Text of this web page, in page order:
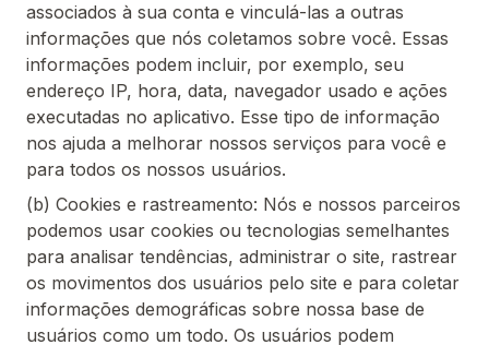
associados à sua conta e vinculá-las a outras
informações que nós coletamos sobre você. Essas
informações podem incluir, por exemplo, seu
endereço IP, hora, data, navegador usado e ações
executadas no aplicativo. Esse tipo de informação
nos ajuda a melhorar nossos serviços para você e
para todos os nossos usuários.
(b) Cookies e rastreamento: Nós e nossos parceiros
podemos usar cookies ou tecnologias semelhantes
para analisar tendências, administrar o site, rastrear
os movimentos dos usuários pelo site e para coletar
informações demográficas sobre nossa base de
usuários como um todo. Os usuários podem